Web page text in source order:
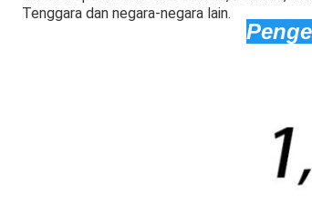
Tenggara dan negara-negara lain.